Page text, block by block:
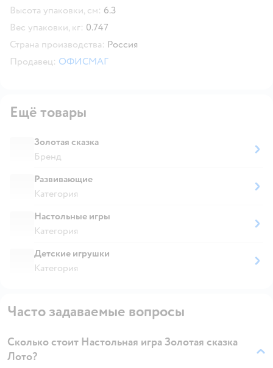
Высота упаковки, см: 6.3
Вес упаковки, кг: 0.747
Страна производства: Россия
Продавец: ОФИСМАГ
Ещё товары
Золотая сказка
Бренд
Развивающие
Категория
Настольные игры
Категория
Детские игрушки
Категория
Часто задаваемые вопросы
Сколько стоит Настольная игра Золотая сказка
Лото?